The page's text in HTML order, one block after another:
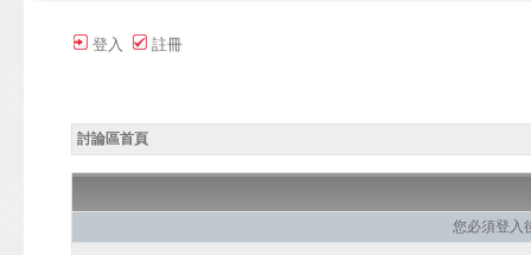
登入 註冊
討論區首頁
您必須登入